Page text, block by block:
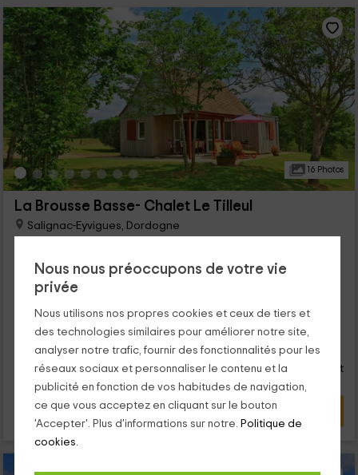
Nous nous préoccupons de votre vie
privée
Nous utilisons nos propres cookies et ceux de tiers et
des technologies similaires pour améliorer notre site,
analyser notre trafic, fournir des fonctionnalités pour les
réseaux sociaux et personnaliser le contenu et la
publicité en fonction de vos habitudes de navigation,
ce que vous acceptez en cliquant sur le bouton
'Accepter'. Plus d'informations sur notre. Politique de
cookies.
16 Photos
La Brousse Basse- Chalet Le Tilleul
Salignac-Eyvigues, Dordogne
Louer en entier
2 chambres
5 personnes
Contact direct
Réponse après 72h
de33
personne et nuit
VOIR L’OFFRE